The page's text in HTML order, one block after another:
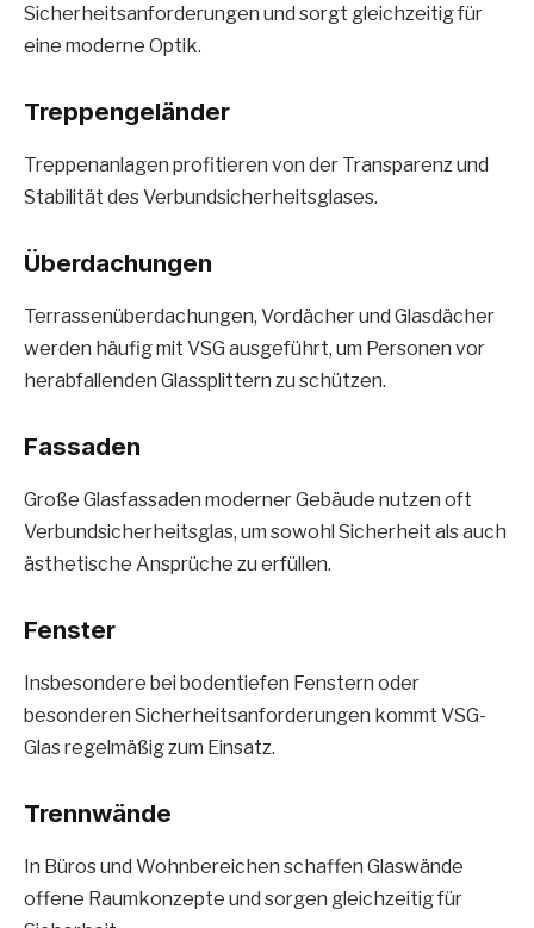
Sicherheitsanforderungen und sorgt gleichzeitig für
eine moderne Optik.
Treppengeländer
Treppenanlagen profitieren von der Transparenz und
Stabilität des Verbundsicherheitsglases.
Überdachungen
Terrassenüberdachungen, Vordächer und Glasdächer
werden häufig mit VSG ausgeführt, um Personen vor
herabfallenden Glassplittern zu schützen.
Fassaden
Große Glasfassaden moderner Gebäude nutzen oft
Verbundsicherheitsglas, um sowohl Sicherheit als auch
ästhetische Ansprüche zu erfüllen.
Fenster
Insbesondere bei bodentiefen Fenstern oder
besonderen Sicherheitsanforderungen kommt VSG-
Glas regelmäßig zum Einsatz.
Trennwände
In Büros und Wohnbereichen schaffen Glaswände
offene Raumkonzepte und sorgen gleichzeitig für